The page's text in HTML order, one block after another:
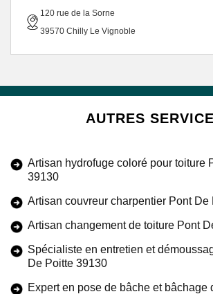
120 rue de la Sorne
39570 Chilly Le Vignoble
AUTRES
Artisan hydrofuge coloré pour toiture
39130
Artisan couvreur charpentier Pont De
Artisan changement de toiture Pont
Spécialiste en entretien et
De Poitte 39130
Expert en pose de bâche et bâchage